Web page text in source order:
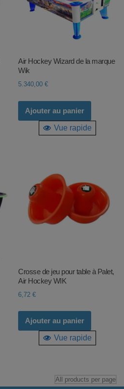
Air Hockey Wizard de la marque
Wik
5.340,00€
Ajouter au panier
Vue rapide
Crosse de jeu pour table à Palet,
Air Hockey WIK
6,72€
Ajouter au panier
Vue rapide